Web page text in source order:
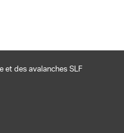
et des avalanches SLF